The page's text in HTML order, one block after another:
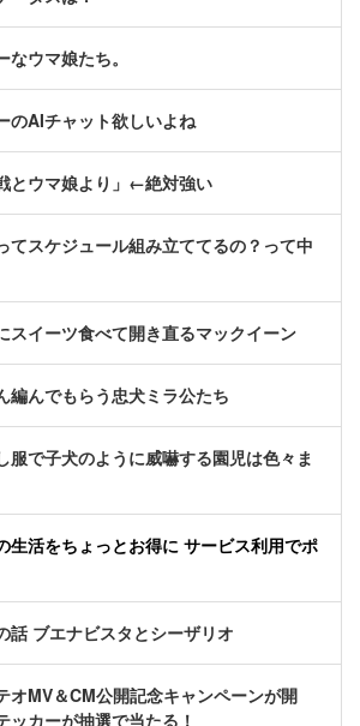
なウマ娘たち。
のAIチャット欲しいよね
とウマ娘より」←絶対強い
てスケジュール組み立ててるの？って中
スイーツ食べて開き直るマックイーン
編んでもらう忠犬ミラ公たち
服で子犬のように威嚇する園児は色々ま
生活をちょっとお得に サービス利用でポ
話 ブエナビスタとシーザリオ
オMV＆CM公開記念キャンペーンが開
ッカーが抽選で当たる！